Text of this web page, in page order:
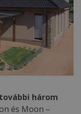
további három
és Moon –